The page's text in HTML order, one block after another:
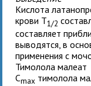
Кислота
крови T1/2
составляет
выводятся, в
применения с
Тимолола малеат
Cmax тимолола